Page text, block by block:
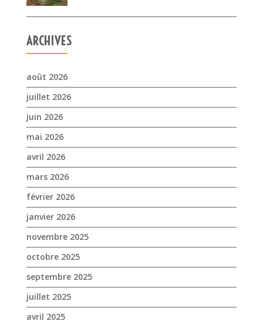
ARCHIVES
août 2026
juillet 2026
juin 2026
mai 2026
avril 2026
mars 2026
février 2026
janvier 2026
novembre 2025
octobre 2025
septembre 2025
juillet 2025
avril 2025